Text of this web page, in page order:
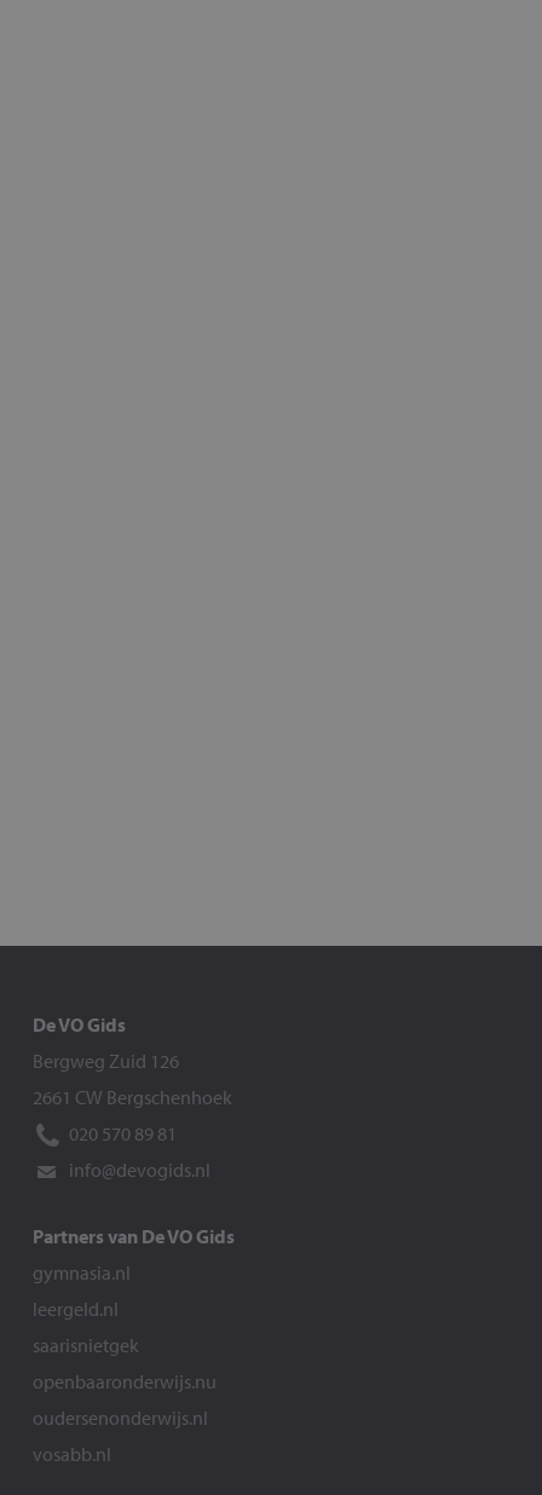
De VO Gids
Bergweg Zuid 126
2661 CW Bergschenhoek
020 570 89 81
info@devogids.nl
Partners van De VO Gids
gymnasia.nl
leergeld.nl
saarisnietgek
openbaaronderwijs.nu
oudersenonderwijs.nl
vosabb.nl